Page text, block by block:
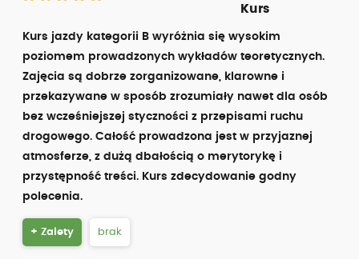
Kurs
Kurs jazdy kategorii B wyróżnia się wysokim
poziomem prowadzonych wykładów teoretycznych.
Zajęcia są dobrze zorganizowane, klarowne i
przekazywane w sposób zrozumiały nawet dla osób
bez wcześniejszej styczności z przepisami ruchu
drogowego. Całość prowadzona jest w przyjaznej
atmosferze, z dużą dbałością o merytorykę i
przystępność treści. Kurs zdecydowanie godny
polecenia.
+ Zalety brak